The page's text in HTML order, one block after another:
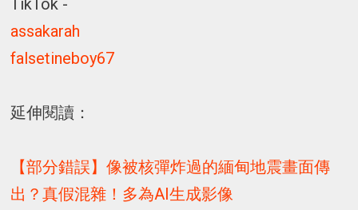
assakarah
falsetineboy67
延伸閱讀：
【部分錯誤】像被核彈炸過的緬甸地震畫面傳
出？真假混雜！多為AI生成影像